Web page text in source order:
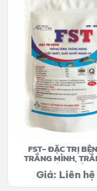
FST- ĐẶC TRỊ
TRẮNG MÌNH,
MANG, TUỘT NHỚT,
HUYẾT NGOÀI DA
Giá: Liên hệ